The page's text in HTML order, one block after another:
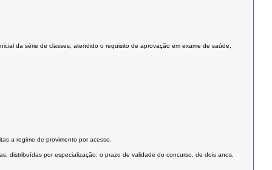
da série de classes, atendido o requisito de aprovação em exame de saúde,
a regime de provimento por acesso.
distribuídas por especialização; o prazo de validade do concurso, de dois anos,